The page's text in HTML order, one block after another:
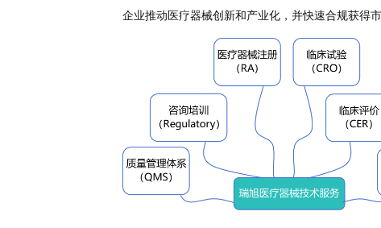
企业推动医疗器械创新和产业化，并快速合规获得市